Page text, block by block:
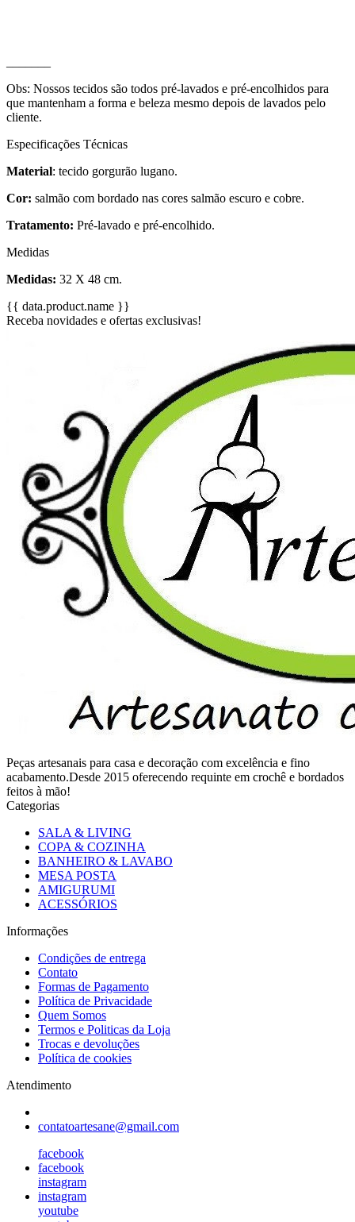
Obs: Nossos tecidos são todos pré-lavados e pré-encolhidos para
que mantenham a forma e beleza mesmo depois de lavados pelo
cliente.
Especificações Técnicas
Material: tecido gorgurão lugano.
Cor: salmão com bordado nas cores salmão escuro e cobre.
Tratamento: Pré-lavado e pré-encolhido.
Medidas
Medidas: 32 X 48 cm.
{{ data.product.name }}
Receba novidades e ofertas exclusivas!
Peças artesanais para casa e decoração com excelência e fino
acabamento.Desde 2015 oferecendo requinte em crochê e bordados
feitos à mão!
Categorias
SALA & LIVING
COPA & COZINHA
BANHEIRO & LAVABO
MESA POSTA
AMIGURUMI
ACESSÓRIOS
Informações
Condições de entrega
Contato
Formas de Pagamento
Política de Privacidade
Quem Somos
Termos e Politicas da Loja
Trocas e devoluções
Política de cookies
Atendimento
contatoartesane@gmail.com
facebook
facebook
instagram
instagram
youtube